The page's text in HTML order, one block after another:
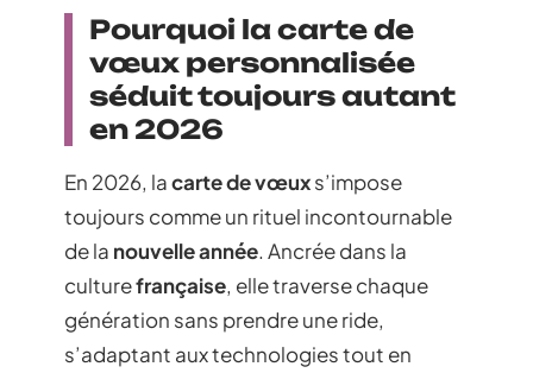
Pourquoi la carte de
vœux personnalisée
séduit toujours autant
en 2026
En 2026, lacarte de vœuxs’impose
toujours comme un rituel incontournable
de la nouvelle année. Ancrée dans la
culturefrançaise, elle traverse chaque
génération sans prendre une ride,
s’adaptant aux technologies tout en